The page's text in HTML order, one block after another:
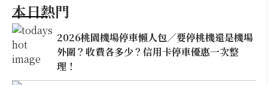
本日熱門
2026桃園機場停車懶人包／要停桃機還是機場
外圍？收費各多少？信用卡停車優惠一次整
理！